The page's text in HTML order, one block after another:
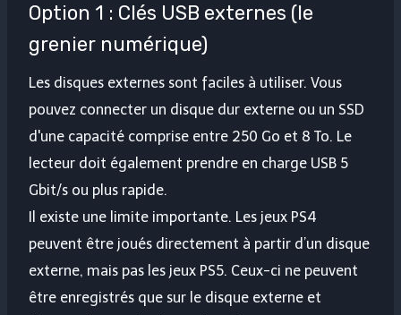
Option 1 : Clés USB externes (le
grenier numérique)
Les disques externes sont faciles à utiliser. Vous
pouvez connecter un disque dur externe ou un SSD
d'une capacité comprise entre 250 Go et 8 To. Le
lecteur doit également prendre en charge USB 5
Gbit/s ou plus rapide.
Il existe une limite importante. Les jeux PS4
peuvent être joués directement à partir d’un disque
externe, mais pas les jeux PS5. Ceux-ci ne peuvent
être enregistrés que sur le disque externe et